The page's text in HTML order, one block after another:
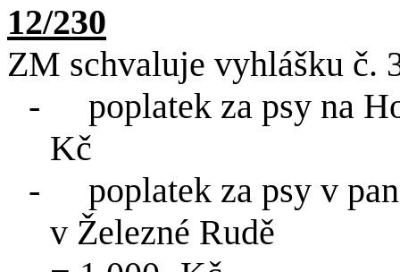
12/230
ZM schvaluje vyhlášku č.
-
poplatek za psy na
Kč
-
poplatek za psy v
v Železné Rudě